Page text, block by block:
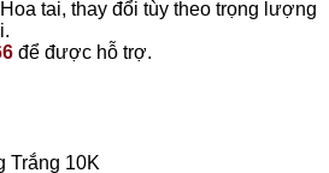
tai, thay đổi tùy theo trọng lượng
để được hỗ trợ.
Trắng 10K